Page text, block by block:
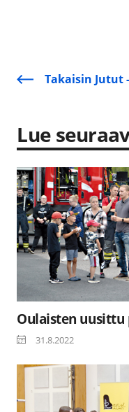
Takaisin Jutut
Lue
Oulaisten
31.8.2022